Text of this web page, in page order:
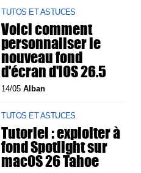
TUTOS ET ASTUCES
Voici comment
personnaliser le
nouveau fond
d'écran d'iOS 26.5
14/05Alban
TUTOS ET ASTUCES
Tutoriel : exploiter à
fond Spotlight sur
macOS 26 Tahoe